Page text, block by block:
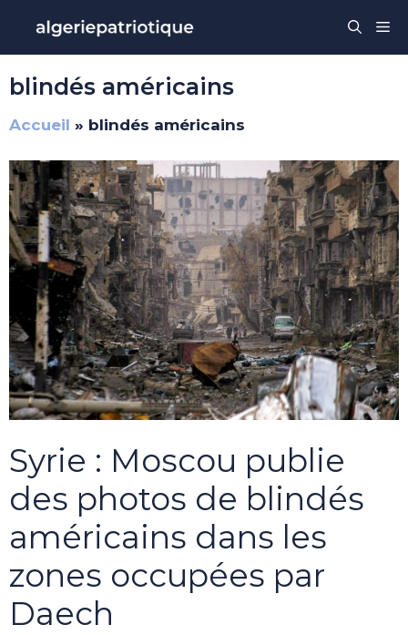
contenu
blindés américains
Accueil » blindés américains
Syrie : Moscou publie
des photos de blindés
américains dans les
zones occupées par
Daech